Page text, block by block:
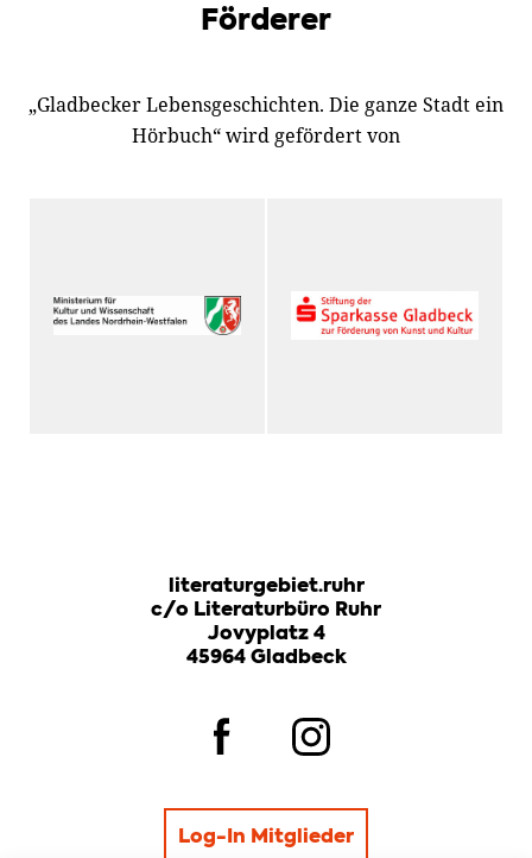
Förderer
„Gladbecker Lebensgeschichten. Die ganze Stadt ein
Hörbuch“ wird gefördert von
literaturgebiet.ruhr
c/o Literaturbüro Ruhr
Jovyplatz 4
45964 Gladbeck
Log-In Mitglieder